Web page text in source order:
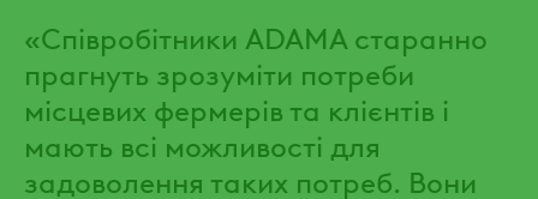
«Співробітники ADAMA старанно
прагнуть зрозуміти потреби
місцевих фермерів та клієнтів і
мають всі можливості для
задоволення таких потреб. Вони